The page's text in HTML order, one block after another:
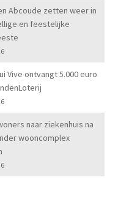
Abcoude zetten weer in
en feestelijke
Vive ontvangt 5.000 euro
naar ziekenhuis na
wooncomplex